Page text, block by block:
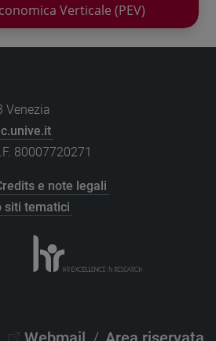
Verticale (PEV)
Venezia
80007720271
e note legali
siti tematici